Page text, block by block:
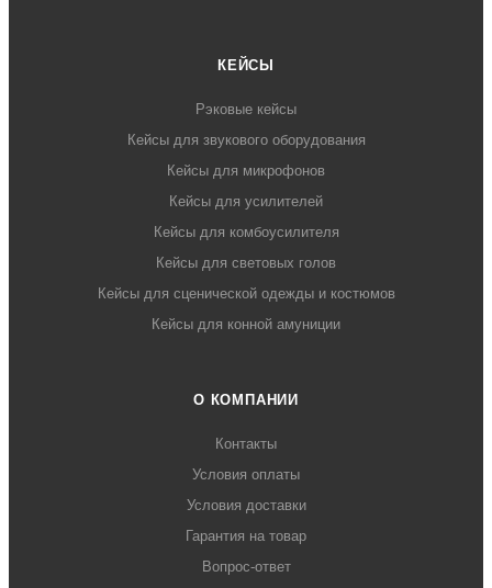
КЕЙСЫ
Рэковые кейсы
Кейсы для звукового оборудования
Кейсы для микрофонов
Кейсы для усилителей
Кейсы для комбоусилителя
Кейсы для световых голов
Кейсы для сценической одежды и костюмов
Кейсы для конной амуниции
О КОМПАНИИ
Контакты
Условия оплаты
Условия доставки
Гарантия на товар
Вопрос-ответ